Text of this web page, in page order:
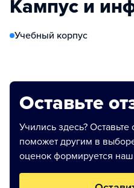
Кампус и
Учебный корпус
Оставьте
Учились здесь?
поможет другим в
оценок формируется наш